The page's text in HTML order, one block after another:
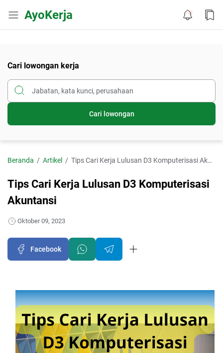
AyoKerja
Cari lowongan kerja
Cari lowongan
Beranda Artikel Tips Cari Kerja Lulusan D3 Komputerisasi Akuntansi
Tips Cari Kerja Lulusan D3 Komputerisasi
Akuntansi
Oktober 09, 2023
Facebook